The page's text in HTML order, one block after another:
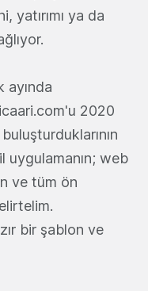
yatırımı ya da
ayında
2020
uygulamanın; web
ve tüm ön
bir şablon ve